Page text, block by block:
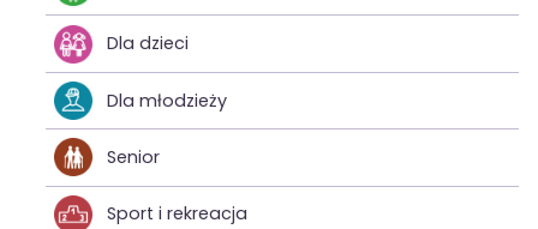
Dla dzieci
Dla młodzieży
Senior
Sport i rekreacja